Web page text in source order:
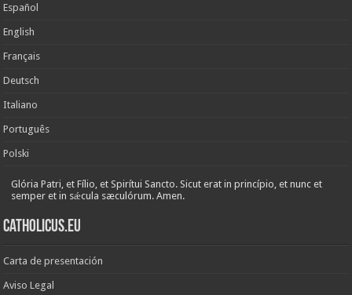
Español
English
Français
Deutsch
Italiano
Português
Polski
Glória Patri, et Fílio, et Spirítui Sancto. Sicut erat in princípio, et nunc et
semper et in sǽcula sæculórum. Amen.
Catholicus.eu
Carta de presentación
Aviso Legal